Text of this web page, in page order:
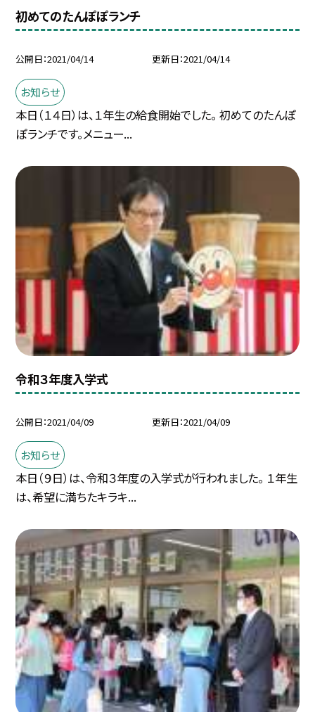
初めてのたんぽぽランチ
公開日 2021/04/14 更新日 2021/04/14
お知らせ
本日（１４日）は、１年生の給食開始でした。 初めてのたんぽ
ぽランチです。メニュー...
令和３年度入学式
公開日 2021/04/09 更新日 2021/04/09
お知らせ
本日（９日）は、令和３年度の入学式が行われました。 １年生
は、希望に満ちたキラキ...